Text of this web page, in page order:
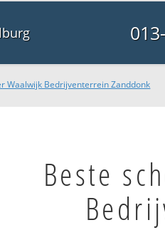
Waalwijk Bedrijventerrein Zanddonk
Beste